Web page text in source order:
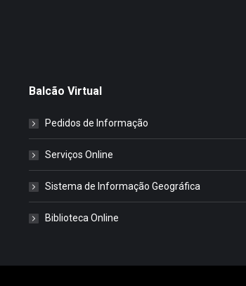
Balcão Virtual
Pedidos de Informação
Serviços Online
Sistema de Informação Geográfica
Biblioteca Online